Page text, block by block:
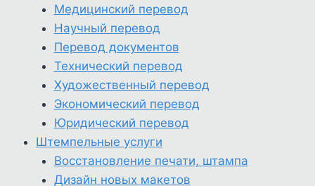
Медицинский перевод
Научный перевод
Перевод документов
Технический перевод
Художественный перевод
Экономический перевод
Юридический перевод
Штемпельные услуги
Восстановление печати, штампа
Дизайн новых макетов